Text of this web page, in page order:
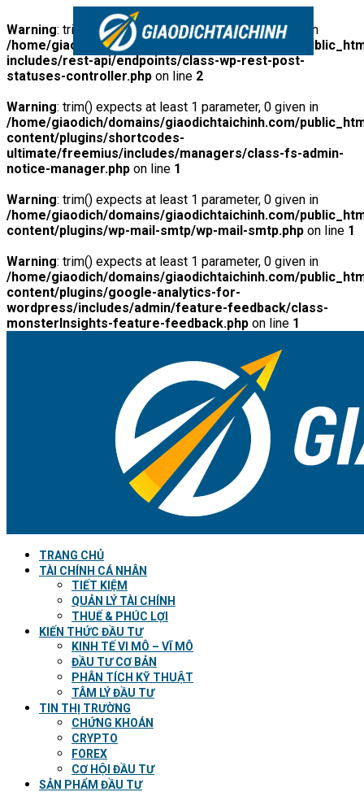
Warning: trim() expects at least 1 parameter, 0 given in
/home/giaodich/domains/giaodichtaichinh.com/
includes/rest-api/endpoints/class-wp-rest-post-
statuses-controller.php on line 2
Warning: trim() expects at least 1 parameter, 0 given in
/home/giaodich/domains/giaodichtaichinh.com/
content/plugins/shortcodes-
ultimate/freemius/includes/managers/class-fs-admin-
notice-manager.php on line 1
Warning: trim() expects at least 1 parameter, 0 given in
/home/giaodich/domains/giaodichtaichinh.com/
content/plugins/wp-mail-smtp/wp-mail-smtp.php on line 1
Warning: trim() expects at least 1 parameter, 0 given in
/home/giaodich/domains/giaodichtaichinh.com/
content/plugins/google-analytics-for-
wordpress/includes/admin/feature-feedback/class-
monsterInsights-feature-feedback.php on line 1
TRANG CHỦ
TÀI CHÍNH CÁ NHÂN
TIẾT KIỆM
QUẢN LÝ TÀI CHÍNH
THUẾ & PHÚC LỢI
KIẾN THỨC ĐẦU TƯ
KINH TẾ VI MÔ – VĨ MÔ
ĐẦU TƯ CƠ BẢN
PHÂN TÍCH KỸ THUẬT
TÂM LÝ ĐẦU TƯ
TIN THỊ TRƯỜNG
CHỨNG KHOÁN
CRYPTO
FOREX
CƠ HỘI ĐẦU TƯ
SẢN PHẨM ĐẦU TƯ